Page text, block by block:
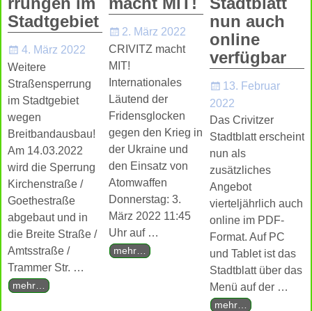
Stadtgebiet
4. März 2022
Weitere
Straßensperrung
im Stadtgebiet
wegen
Breitbandausbau!
Am 14.03.2022
wird die Sperrung
Kirchenstraße /
Goethestraße
abgebaut und in
die Breite Straße /
Amtsstraße /
Trammer Str. …
mehr…
2. März 2022
CRIVITZ macht
MIT!
Internationales
Läutend der
Fridensglocken
gegen den Krieg in
der Ukraine und
den Einsatz von
Atomwaffen
Donnerstag: 3.
März 2022 11:45
Uhr auf …
mehr…
nun auch
online
verfügbar
13. Februar
2022
Das Crivitzer
Stadtblatt erscheint
nun als
zusätzliches
Angebot
vierteljährlich auch
online im PDF-
Format. Auf PC
und Tablet ist das
Stadtblatt über das
Menü auf der …
mehr…